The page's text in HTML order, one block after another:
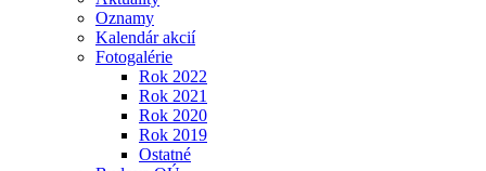
Oznamy
Kalendár akcií
Fotogalérie
Rok 2022
Rok 2021
Rok 2020
Rok 2019
Ostatné